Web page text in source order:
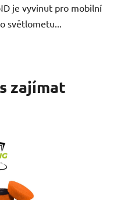
je vyvinut pro mobilní
světlometu...
zajímat